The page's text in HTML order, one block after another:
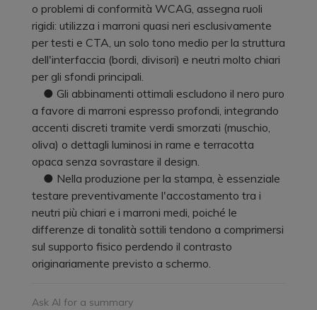
o problemi di conformità WCAG, assegna ruoli
rigidi: utilizza i marroni quasi neri esclusivamente
per testi e CTA, un solo tono medio per la struttura
dell'interfaccia (bordi, divisori) e neutri molto chiari
per gli sfondi principali.
● Gli abbinamenti ottimali escludono il nero puro
a favore di marroni espresso profondi, integrando
accenti discreti tramite verdi smorzati (muschio,
oliva) o dettagli luminosi in rame e terracotta
opaca senza sovrastare il design.
● Nella produzione per la stampa, è essenziale
testare preventivamente l'accostamento tra i
neutri più chiari e i marroni medi, poiché le
differenze di tonalità sottili tendono a comprimersi
sul supporto fisico perdendo il contrasto
originariamente previsto a schermo.
Ask AI for a summary